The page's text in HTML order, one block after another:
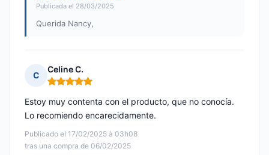
Publicada el 28/03/2025
Querida Nancy,
C
Celine C.
Nota: 5 de 5
Publicado el 17/02/2025 à 03h08
tras una compra de 06/02/2025
Estoy muy contenta con el producto, que no conocía.
Lo recomiendo encarecidamente.